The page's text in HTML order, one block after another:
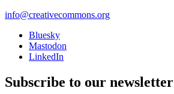
info@creativecommons.org
Bluesky
Mastodon
LinkedIn
Subscribe to our newsletter